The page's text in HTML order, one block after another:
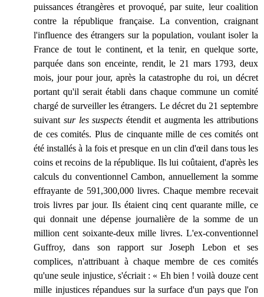
puissances étrangères et provoqué, par suite, leur coalition
contre la république française. La convention, craignant
l'influence des étrangers sur la population, voulant isoler la
France de tout le continent, et la tenir, en quelque sorte,
parquée dans son enceinte, rendit, le 21 mars 1793, deux
mois, jour pour jour, après la catastrophe du roi, un décret
portant qu'il serait établi dans chaque commune un comité
chargé de surveiller les étrangers. Le décret du 21 septembre
suivant sur les suspects étendit et augmenta les attributions
de ces comités. Plus de cinquante mille de ces comités ont
été installés à la fois et presque en un clin d'œil dans tous les
coins et recoins de la république. Ils lui coûtaient, d'après les
calculs du conventionnel Cambon, annuellement la somme
effrayante de 591,300,000 livres. Chaque membre recevait
trois livres par jour. Ils étaient cinq cent quarante mille, ce
qui donnait une dépense journalière de la somme de un
million cent soixante-deux mille livres. L'ex-conventionnel
Guffroy, dans son rapport sur Joseph Lebon et ses
complices, n'attribuant à chaque membre de ces comités
qu'une seule injustice, s'écriait : « Eh bien ! voilà douze cent
mille injustices répandues sur la surface d'un pays que l'on